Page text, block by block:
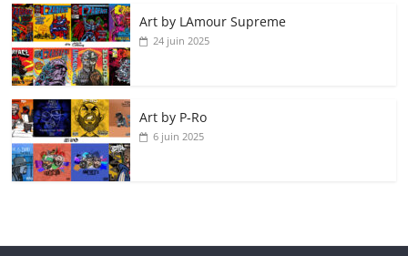
Art by LAmour Supreme
24 juin 2025
Art by P‑Ro
6 juin 2025